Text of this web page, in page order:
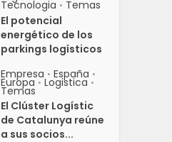
Tecnologia • Temas
El potencial
energético de los
parkings logísticos
Empresa • España •
Europa • Logistica •
Temas
El Clúster Logístic
de Catalunya reúne
a sus socios...